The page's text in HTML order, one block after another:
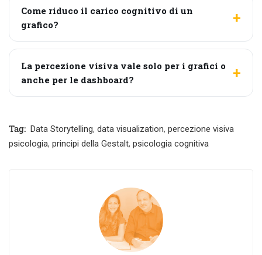
Come riduco il carico cognitivo di un
grafico?
La percezione visiva vale solo per i grafici o
anche per le dashboard?
Tag: Data Storytelling, data visualization, percezione visiva
psicologia, principi della Gestalt, psicologia cognitiva